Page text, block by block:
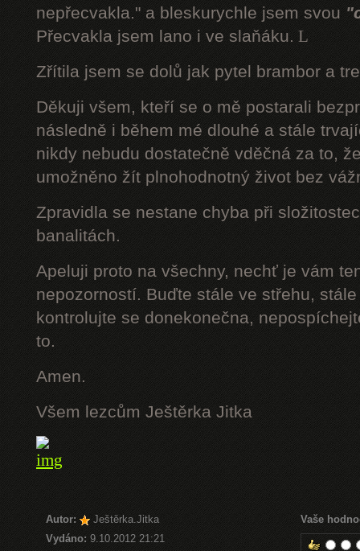
nepřecvakla." a bleskurychle jsem svou
Přecvakla jsem lano i ve slaňáku. L
Zřítila jsem se dolů jak pytel brambor a
Děkuji všem, kteří se o mě postarali
následně i během mé dlouhé a stále
nikdy nebudu dostatečně vděčná za to,
umožněno žít plnohodnotný život bez
Zpravidla se nestane chyba při
banalitách.
Apeluji proto na všechny, nechť je vám
nepozorností. Buďte stále ve střehu,
kontrolujte se donekonečna,
to.
Amen.
Všem lezcům Ještěrka Jitka
Autor:
Ještěrka.Jitka
Vydáno: 9.10.2012 21:21
Vaše